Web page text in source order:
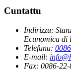
Cuntattu
Indirizzu:
Ecunomica di
Telefunu:
E-mail:
Fax: 0086-